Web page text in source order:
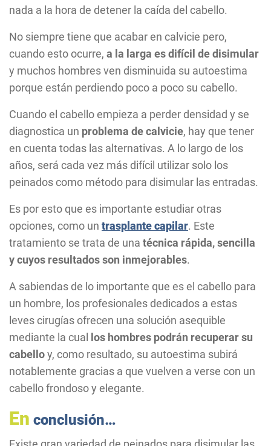
nada a la hora de detener la caída del cabello.
No siempre tiene que acabar en calvicie pero,
cuando esto ocurre, a la larga es difícil de disimular
y muchos hombres ven disminuida su autoestima
porque están perdiendo poco a poco su cabello.
Cuando el cabello empieza a perder densidad y se
diagnostica un problema de calvicie, hay que tener
en cuenta todas las alternativas. A lo largo de los
años, será cada vez más difícil utilizar solo los
peinados como método para disimular las entradas.
Es por esto que es importante estudiar otras
opciones, como un trasplante capilar. Este
tratamiento se trata de una técnica rápida, sencilla
y cuyos resultados son inmejorables.
A sabiendas de lo importante que es el cabello para
un hombre, los profesionales dedicados a estas
leves cirugías ofrecen una solución asequible
mediante la cual
los hombres podrán recuperar su
cabelloy, como resultado, su autoestima subirá
notablemente gracias a que vuelven a verse con un
cabello frondoso y elegante.
En conclusión…